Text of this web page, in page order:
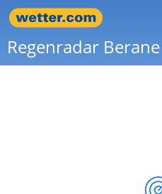
Regenradar Berane